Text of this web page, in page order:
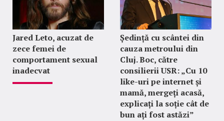
Jared Leto, acuzat de
zece femei de
comportament sexual
inadecvat
Ședință cu scântei din
cauza metroului din
Cluj. Boc, către
consilierii USR: „Cu 10
like-uri pe internet și
mamă, mergeți acasă,
explicați la soție cât de
bun ați fost astăzi”